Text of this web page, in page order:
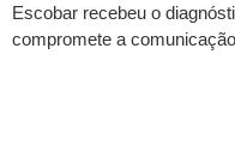
Escobar recebeu o
compromete a